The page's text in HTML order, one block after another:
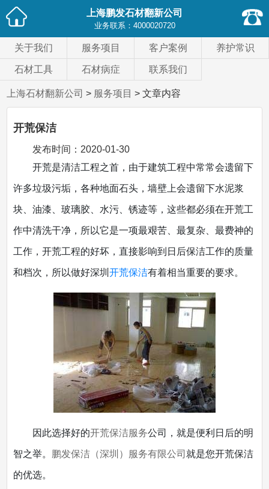
上海鹏发石材翻新公司
业务联系： 4000020720
关于我们 服务项目 客户案例 养护常识
石材工具 石材病症 联系我们
上海石材翻新公司 > 服务项目 > 文章内容
开荒保洁
发布时间： 2020-01-30
开荒是清洁工程之首，由于建筑工程中常常会遗留下
许多垃圾污垢，各种地面石头，墙壁上会遗留下水泥浆
块、油漆、玻璃胶、水污、锈迹等，这些都必须在开荒工
作中清洗干净，所以它是一项最艰苦、最复杂、最费神的
工作，开荒工程的好坏，直接影响到日后保洁工作的质量
和档次，所以做好深圳开荒保洁有着相当重要的要求。
因此选择好的开荒保洁服务公司，就是便利日后的明
智之举。 鹏发保洁（深圳）服务有限公司 就是您开荒保洁
的优选。